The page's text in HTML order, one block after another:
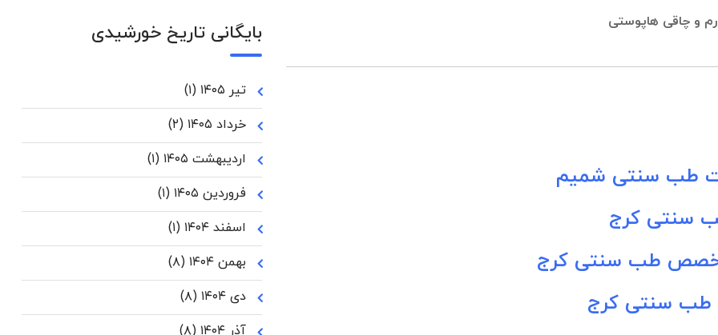
طب سنتی شمیم
سنتی کرج
طب سنتی کرج
طب سنتی کرج
بایگانی تاریخ خورشیدی
تیر ۱۴۰۵
(۱)
خرداد ۱۴۰۵
(۲)
اردیبهشت ۱۴۰۵
(۱)
فروردین ۱۴۰۵
(۱)
اسفند ۱۴۰۴
(۱)
بهمن ۱۴۰۴
(۸)
دی ۱۴۰۴
(۸)
آذر ۱۴۰۴
(۸)